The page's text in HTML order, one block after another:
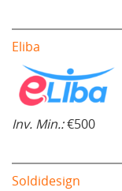
Eliba
Inv. Min.:€500
Soldidesign